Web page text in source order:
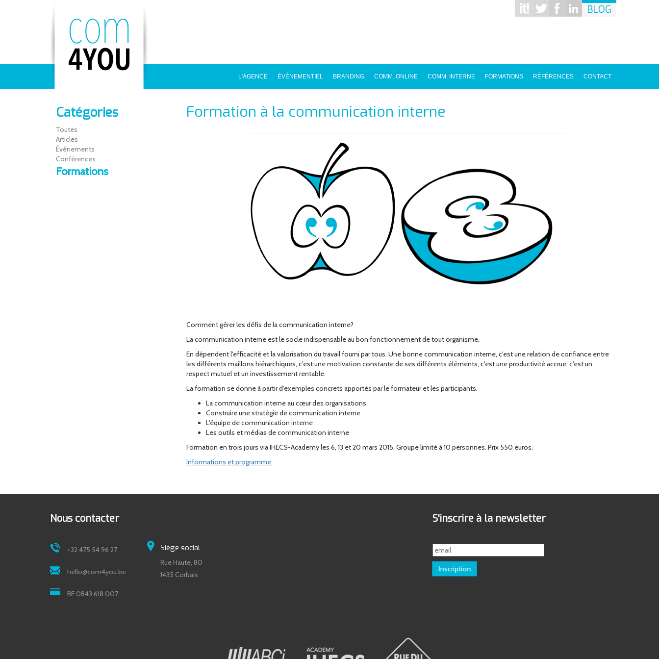
BLOG
L'AGENCE ÉVÉNEMENTIEL BRANDING COMM. ONLINE COMM. INTERNE FORMATIONS RÉFÉRENCES CONTACT
Catégories
Toutes
Articles
Événements
Conférences
Formations
Formation à la communication interne
Comment gérer les défis de la communication interne?
La communication interne est le socle indispensable au bon fonctionnement de tout organisme.
En dépendent l'efficacité et la valorisation du travail fourni par tous. Une bonne communication interne, c'est une relation de confiance entre
les différents maillons hiérarchiques, c'est une motivation constante de ses différents éléments, c'est une productivité accrue, c'est un
respect mutuel et un investissement rentable.
La formation se donne à partir d'exemples concrets apportés par le formateur et les participants.
La communication interne au cœur des organisations
Construire une stratégie de communication interne
L'équipe de communication interne
Les outils et médias de communication interne
Formation en trois jours via IHECS-Academy les 6, 13 et 20 mars 2015. Groupe limité à 10 personnes. Prix 550 euros.
Informations et programme.
Nous contacter
+32 475 54 96 27
hello@com4you.be
BE 0843 618 007
Siège social
Rue Haute, 80
1435 Corbais
S'inscrire à la newsletter
Inscription